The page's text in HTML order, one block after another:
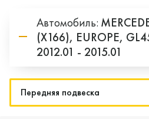
Автомобиль:
(X166), EUROPE,
2012.01 - 2015.01